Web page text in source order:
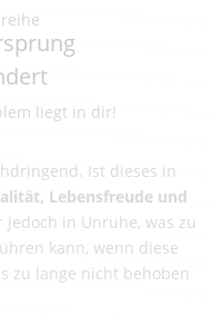
liegt in dir!
Ist dieses in
Lebensfreude und
jedoch in Unruhe, was zu
kann, wenn diese
zu lange nicht behoben